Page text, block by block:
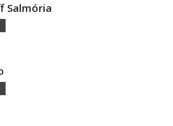
Salmória